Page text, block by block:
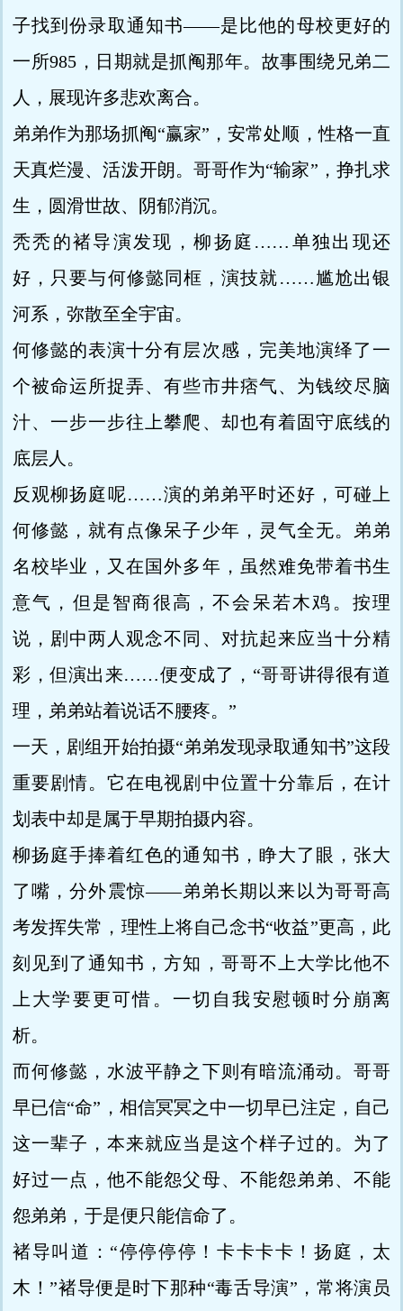
子找到份录取通知书——是比他的母校更好的
一所985，日期就是抓阄那年。故事围绕兄弟二
人，展现许多悲欢离合。
弟弟作为那场抓阄“赢家”，安常处顺，性格一直
天真烂漫、活泼开朗。哥哥作为“输家”，挣扎求
生，圆滑世故、阴郁消沉。
秃秃的褚导演发现，柳扬庭……单独出现还
好，只要与何修懿同框，演技就……尴尬出银
河系，弥散至全宇宙。
何修懿的表演十分有层次感，完美地演绎了一
个被命运所捉弄、有些市井痞气、为钱绞尽脑
汁、一步一步往上攀爬、却也有着固守底线的
底层人。
反观柳扬庭呢……演的弟弟平时还好，可碰上
何修懿，就有点像呆子少年，灵气全无。弟弟
名校毕业，又在国外多年，虽然难免带着书生
意气，但是智商很高，不会呆若木鸡。按理
说，剧中两人观念不同、对抗起来应当十分精
彩，但演出来……便变成了，“哥哥讲得很有道
理，弟弟站着说话不腰疼。”
一天，剧组开始拍摄“弟弟发现录取通知书”这段
重要剧情。它在电视剧中位置十分靠后，在计
划表中却是属于早期拍摄内容。
柳扬庭手捧着红色的通知书，睁大了眼，张大
了嘴，分外震惊——弟弟长期以来以为哥哥高
考发挥失常，理性上将自己念书“收益”更高，此
刻见到了通知书，方知，哥哥不上大学比他不
上大学要更可惜。一切自我安慰顿时分崩离
析。
而何修懿，水波平静之下则有暗流涌动。哥哥
早已信“命”，相信冥冥之中一切早已注定，自己
这一辈子，本来就应当是这个样子过的。为了
好过一点，他不能怨父母、不能怨弟弟、不能
怨弟弟，于是便只能信命了。
褚导叫道：“停停停停！卡卡卡卡！扬庭，太
木！”褚导便是时下那种“毒舌导演”，常将演员